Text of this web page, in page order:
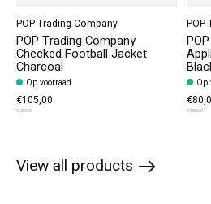
POP Trading Company
POP Trading Company
Checked Football Jacket
Charcoal
Op voorraad
€105,00
€210,00
POP
Op
€160,00
View all products